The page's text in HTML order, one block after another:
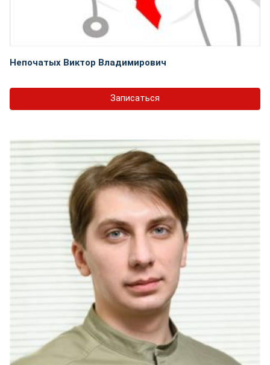
Непочатых Виктор Владимирович
Записаться